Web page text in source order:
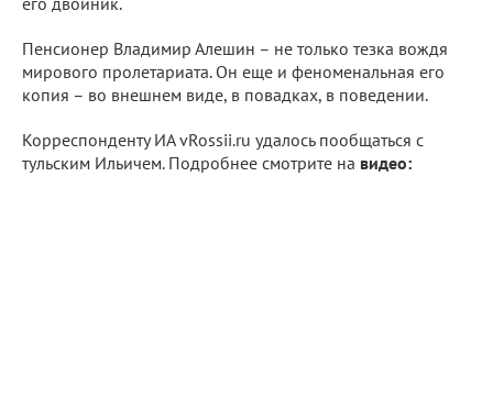
Пенсионер Владимир Алешин – не только тезка вождя
мирового пролетариата. Он еще и феноменальная его
копия – во внешнем виде, в повадках, в поведении.
Корреспонденту ИА vRossii.ru удалось пообщаться с
тульским Ильичем. Подробнее смотрите на видео: